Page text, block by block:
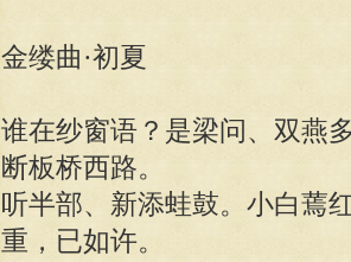
金缕曲·初夏
谁在纱窗语？是梁问、双燕
断板桥西路。
听半部、新添蛙鼓。小白蔫
重，已如许。